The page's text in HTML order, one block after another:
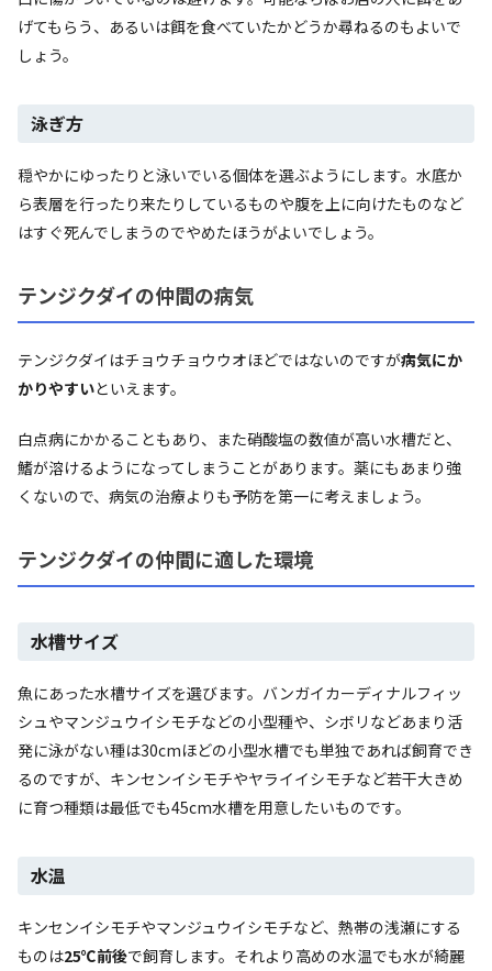
げてもらう、あるいは餌を食べていたかどうか尋ねるのもよいで
しょう。
泳ぎ方
穏やかにゆったりと泳いでいる個体を選ぶようにします。水底か
ら表層を行ったり来たりしているものや腹を上に向けたものなど
はすぐ死んでしまうのでやめたほうがよいでしょう。
テンジクダイの仲間の病気
テンジクダイはチョウチョウウオほどではないのですが病気にか
かりやすいといえます。
白点病にかかることもあり、また硝酸塩の数値が高い水槽だと、
鰭が溶けるようになってしまうことがあります。薬にもあまり強
くないので、病気の治療よりも予防を第一に考えましょう。
テンジクダイの仲間に適した環境
水槽サイズ
魚にあった水槽サイズを選びます。バンガイカーディナルフィッ
シュやマンジュウイシモチなどの小型種や、シボリなどあまり活
発に泳がない種は30cmほどの小型水槽でも単独であれば飼育でき
るのですが、キンセンイシモチやヤライイシモチなど若干大きめ
に育つ種類は最低でも45cm水槽を用意したいものです。
水温
キンセンイシモチやマンジュウイシモチなど、熱帯の浅瀬にする
ものは25℃前後で飼育します。それより高めの水温でも水が綺麗